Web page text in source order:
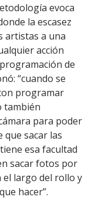
evoca
la escasez
artistas a una
acción
de
“cuando se
programar
también
para poder
que sacar las
esa facultad
sacar fotos por
el largo del rollo y
hacer”.